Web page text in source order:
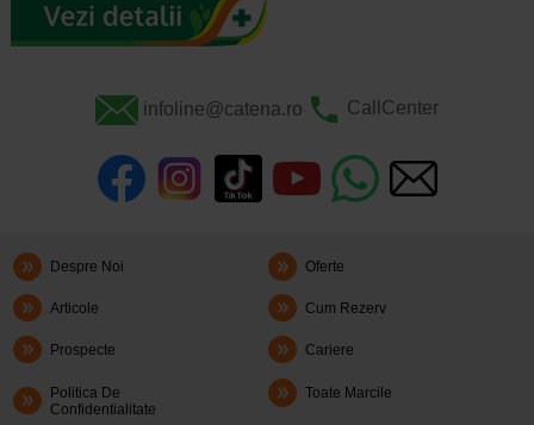
infoline@catena.ro CallCenter
Despre Noi Oferte
Articole Cum Rezerv
Prospecte Cariere
Politica De
Confidentialitate
Toate Marcile